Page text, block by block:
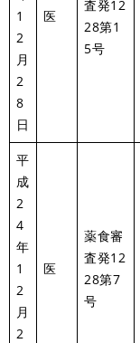
1
2
月
2
8
日
医
査発12
28第1
5号
平
成
2
4
年
1
2
月
2
医
薬食審
査発12
28第7
号